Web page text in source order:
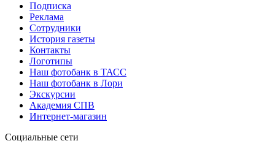
Подписка
Реклама
Сотрудники
История газеты
Контакты
Логотипы
Наш фотобанк в ТАСС
Наш фотобанк в Лори
Экскурсии
Академия СПВ
Интернет-магазин
Социальные сети